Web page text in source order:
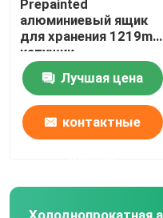
Prepainted
алюминиевый ящик
для хранения 1219mm
катушки
холоднокатаной
стали цинка крена
катушки
Лучшая цена
контактные